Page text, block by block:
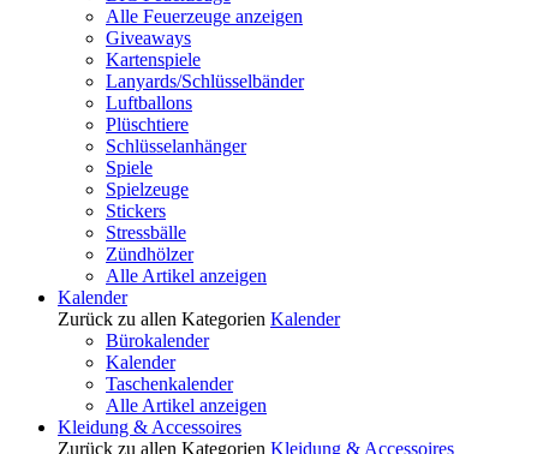
Alle Feuerzeuge anzeigen
Giveaways
Kartenspiele
Lanyards/Schlüsselbänder
Luftballons
Plüschtiere
Schlüsselanhänger
Spiele
Spielzeuge
Stickers
Stressbälle
Zündhölzer
Alle Artikel anzeigen
Kalender
Zurück zu allen Kategorien Kalender
Bürokalender
Kalender
Taschenkalender
Alle Artikel anzeigen
Kleidung & Accessoires
Zurück zu allen Kategorien Kleidung & Accessoires